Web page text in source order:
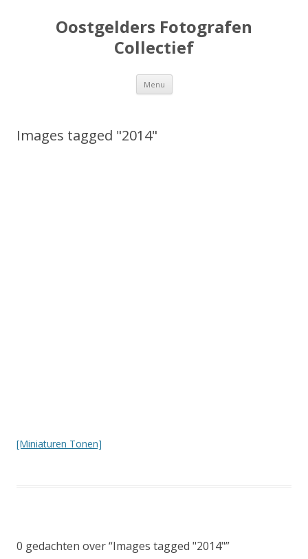
Oostgelders Fotografen
Collectief
Menu Spring
inhoud
Images tagged "2014"
[Miniaturen Tonen]
0 gedachten over “Images tagged "2014"”